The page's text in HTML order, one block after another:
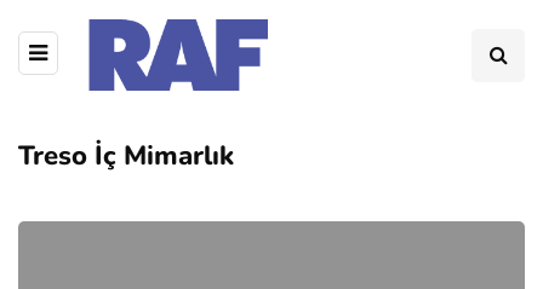
Treso İç Mimarlık